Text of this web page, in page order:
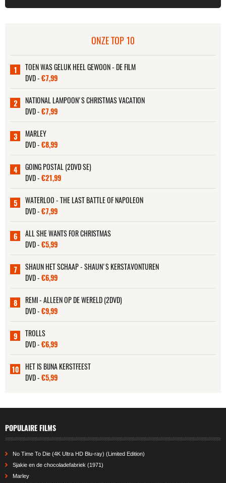
ONZE TOP 10
1
TOEN WAS GELUK HEEL GEWOON - DE FILM
DVD -€7,99
2
NATIONAL LAMPOON'S CHRISTMAS VACATION
DVD -€7,99
3
MARLEY
DVD -€8,99
4
GOING POSTAL (2DVD SE)
DVD -€21,99
5
WATERLOO - THE LAST BATTLE OF NAPOLEON
DVD -€7,99
6
ALL SHE WANTS FOR CHRISTMAS
DVD -€5,99
7
SHAUN HET SCHAAP - SHAUN'S KERSTAVONTUREN
DVD -€6,99
8
REMI - ALLEEN OP DE WERELD (2DVD)
DVD -€9,99
9
TROLLS
DVD -€6,99
10
HET IS BIJNA KERSTFEEST
DVD -€5,99
POPULAIRE FILMS
No Time To Die (4K Ultra HD Blu-ray) (Limited Edition)
Sjakie en de chocoladefabriek (1971)
Marley